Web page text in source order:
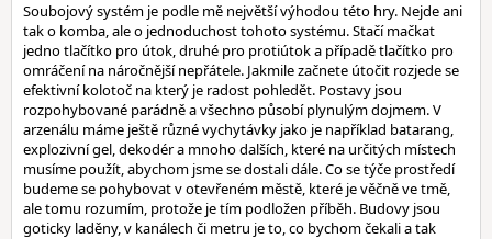
Soubojový systém je podle mě největší výhodou této hry. Nejde ani
tak o komba, ale o jednoduchost tohoto systému. Stačí mačkat
jedno tlačítko pro útok, druhé pro protiútok a případě tlačítko pro
omráčení na náročnější nepřátele. Jakmile začnete útočit rozjede se
efektivní kolotoč na který je radost pohledět. Postavy jsou
rozpohybované parádně a všechno působí plynulým dojmem. V
arzenálu máme ještě různé vychytávky jako je například batarang,
explozivní gel, dekodér a mnoho dalších, které na určitých místech
musíme použít, abychom jsme se dostali dále. Co se týče prostředí
budeme se pohybovat v otevřeném městě, které je věčně ve tmě,
ale tomu rozumím, protože je tím podložen příběh. Budovy jsou
goticky laděny, v kanálech či metru je to, co bychom čekali a tak